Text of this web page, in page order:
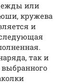
или
кружева
и
так и
выбранного